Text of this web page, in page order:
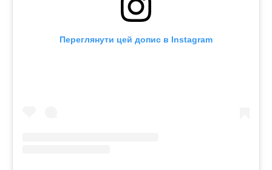
Переглянути цей допис в Instagram